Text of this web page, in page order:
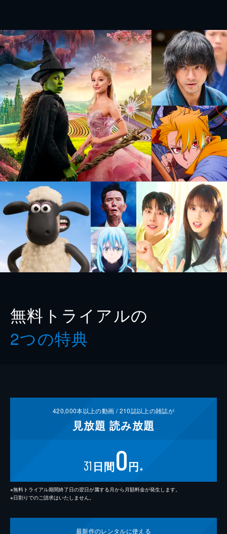
無料トライアルの
2つの特典
420,000本以上の動画 /210誌以上の雑誌が
見放題 読み放題
31 日間0円 ※
※無料トライアル期間終了日の翌日が属する月から月額料金が発生します。
※日割りでのご請求はいたしません。
最新作のレンタルに使える